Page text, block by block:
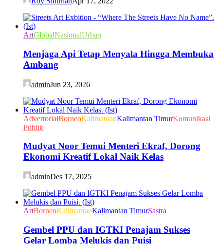
ArtGlobalNasionalUrban
Menjaga Api Tetap Menyala Hingga Membuka
Ambang
adminJun 23, 2026
AdvertorialBorneoKalimantanKalimantan TimurKomunikasi
Publik
Mudyat Noor Temui Menteri Ekraf, Dorong
Ekonomi Kreatif Lokal Naik Kelas
adminDes 17, 2025
ArtBorneoKalimantanKalimantan TimurSastra
Gembel PPU dan IGTKI Penajam Sukses
Gelar Lomba Melukis dan Puisi